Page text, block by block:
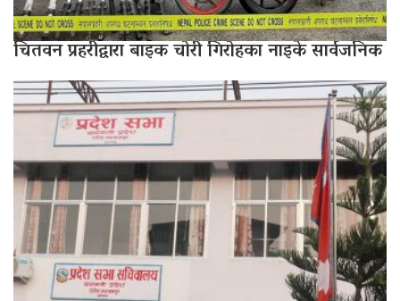
चितवन प्रहरीद्वारा बाइक चोरी गिरोहका नाइके सार्वजनिक